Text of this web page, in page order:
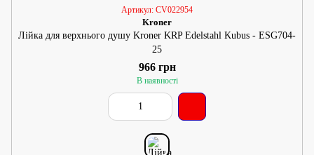
Артикул: CV022954
Kroner
Лійка для верхнього душу Kroner KRP Edelstahl Kubus - ESG704-
25
966 грн
В наявності